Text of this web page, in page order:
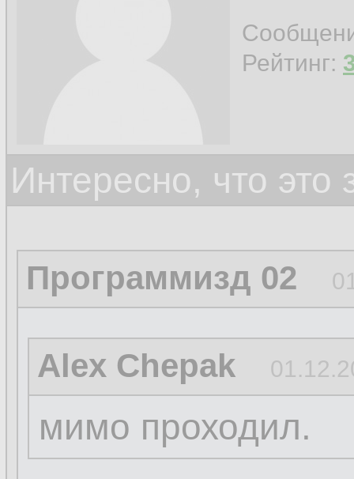
Рейтинг:
Интересно, что
Программизд 02
Alex Chepak
мимо проходил.